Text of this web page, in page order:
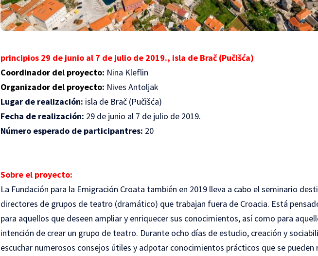
principios 29 de junio al 7 de julio de 2019., isla de Brač (Pučišća)
Coordinador del proyecto: Nina Kleflin
Organizador del proyecto: Nives Antoljak
Lugar de realización: isla de Brač (Pučišća)
Fecha de realización: 29 de junio al 7 de julio de 2019.
Número esperado de participantres: 20
Sobre el proyecto:
La Fundación para la Emigración Croata también en 2019 lleva a cabo el seminario
directores de grupos de teatro (dramático) que trabajan fuera de Croacia. Está
para aquellos que deseen ampliar y enriquecer sus conocimientos, así como para
intención de crear un grupo de teatro. Durante ocho días de estudio, creación y
escuchar numerosos consejos útiles y adpotar conocimientos prácticos que se pueden